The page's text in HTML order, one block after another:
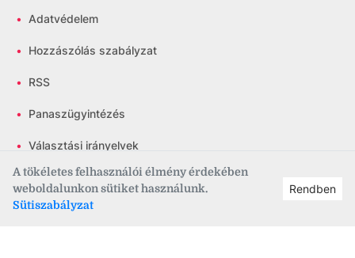
A tökéletes felhasználói élmény érdekében
weboldalunkon sütiket használunk.
Sütiszabályzat
Rendben
• Adatvédelem
• Hozzászólás szabályzat
• RSS
• Panaszügyintézés
• Választási irányelvek
Csatlakozz közösségünkhöz!